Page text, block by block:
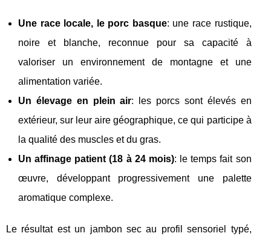
Une race locale, le porc basque: une race rustique,
noire et blanche, reconnue pour sa capacité à
valoriser un environnement de montagne et une
alimentation variée.
Un élevage en plein air: les porcs sont élevés en
extérieur, sur leur aire géographique, ce qui participe à
la qualité des muscles et du gras.
Un affinage patient (18 à 24 mois): le temps fait son
œuvre, développant progressivement une palette
aromatique complexe.
Le résultat est un jambon sec au profil sensoriel typé,